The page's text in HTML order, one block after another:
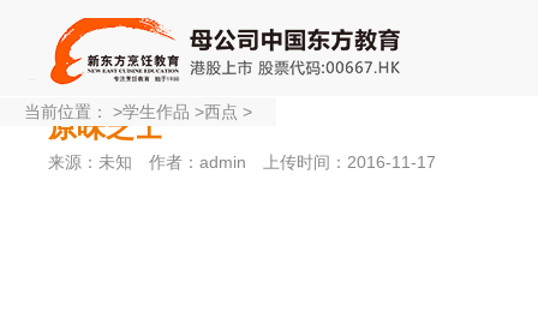
原味芝士
来源：未知 作者：admin 上传时间：2016-11-17
当前位置： >学生作品 >西点 >